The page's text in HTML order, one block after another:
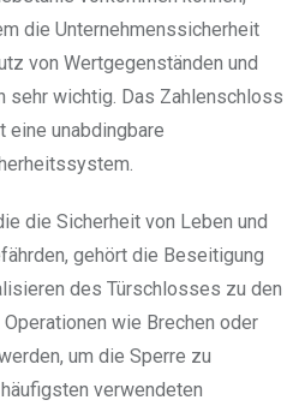
die Unternehmenssicherheit
von Wertgegenständen und
sehr wichtig. Das Zahlenschloss
unabdingbare
die Sicherheit von Leben und
gehört die Beseitigung
des Türschlosses zu den
wie Brechen oder
um die Sperre zu
verwendeten